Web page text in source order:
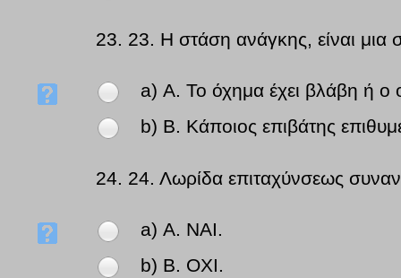
23. 23. Η στάση ανάγκης, είναι μια
a) Α. Το όχημα έχει βλάβη ή ο
b) Β. Κάποιος επιβάτης
24. 24. Λωρίδα επιταχύνσεως
a) Α. ΝΑΙ.
b) Β. ΟΧΙ.